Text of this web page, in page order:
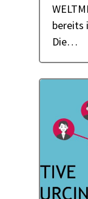
bereits
Die…